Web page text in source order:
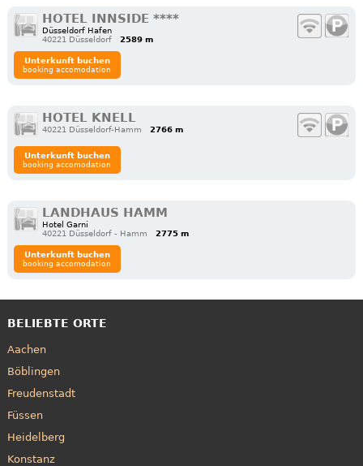
HOTEL INNSIDE ****
Düsseldorf Hafen
40221 Düsseldorf
2589 m
Unterkunft buchen
booking accomodation
HOTEL KNELL
40221 Düsseldorf-Hamm 2766 m
Unterkunft buchen
booking accomodation
LANDHAUS HAMM
Hotel Garni
40221 Düsseldorf - Hamm
2775 m
Unterkunft buchen
booking accomodation
BELIEBTE ORTE
Aachen
Böblingen
Freudenstadt
Füssen
Heidelberg
Konstanz